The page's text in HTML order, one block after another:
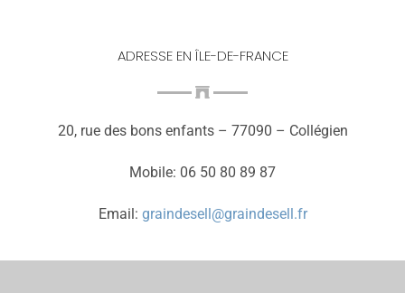
ADRESSE EN ÎLE-DE-FRANCE
20, rue des bons enfants – 77090 – Collégien
Mobile: 06 50 80 89 87
Email: graindesell@graindesell.fr